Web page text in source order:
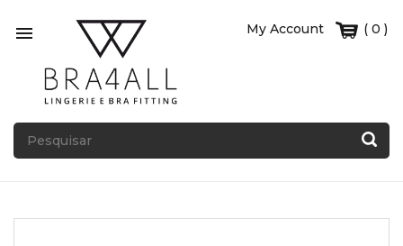
 ( 0 )
My Account